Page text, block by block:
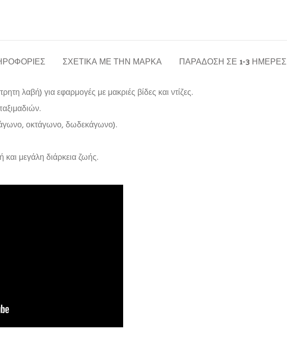
ΣΧΕΤΙΚΆ ΜΕ ΤΗΝ ΜΆΡΚΑ ΠΑΡΆΔΟΣΗ ΣΕ 1-3 ΗΜΈΡΕΣ
λαβή) για εφαρμογές με μακριές βίδες και ντίζες.
οκτάγωνο, δωδεκάγωνο).
μεγάλη διάρκεια ζωής.